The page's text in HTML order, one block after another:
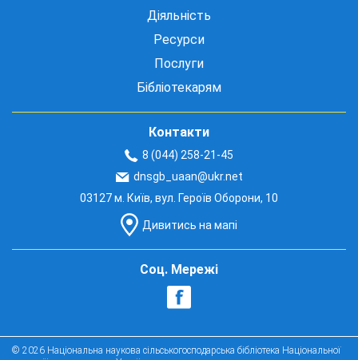
Діяльність
Ресурси
Послуги
Бібліотекарям
Контакти
8 (044) 258-21-45
dnsgb_uaan@ukr.net
03127 м. Київ, вул. Героїв Оборони, 10
Дивитись на мапі
Соц. Мережі
© 2026 Національна наукова сільськогосподарська бібліотека Національної